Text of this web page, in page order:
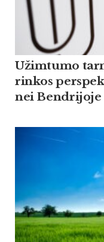
Užimtumo
rinkos
nei Bendrijoje